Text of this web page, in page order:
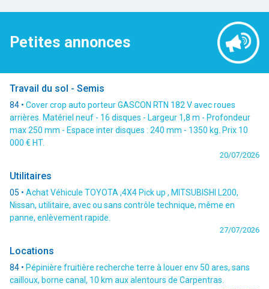
Petites annonces
Travail du sol - Semis
84 • Cover crop auto porteur GASCON RTN 182 V avec roues
arrières. Matériel neuf - 16 disques - Largeur 1,8 m - Profondeur
max 250 mm - Espace inter disques : 240 mm - 1350 kg. Prix 10
000 € HT.
20/07/2026
Utilitaires
05 • Achat Véhicule TOYOTA ,4X4 Pick up , MITSUBISHI L200,
Nissan, utilitaire, avec ou sans contrôle technique, même en
panne, enlèvement rapide.
27/07/2026
Locations
84 • Pépinière fruitière recherche terre à louer env 50 ares, sans
cailloux, borne canal, 10 km aux alentours de Carpentras.